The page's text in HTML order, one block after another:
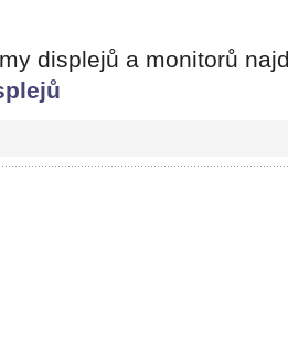
displejů a monitorů